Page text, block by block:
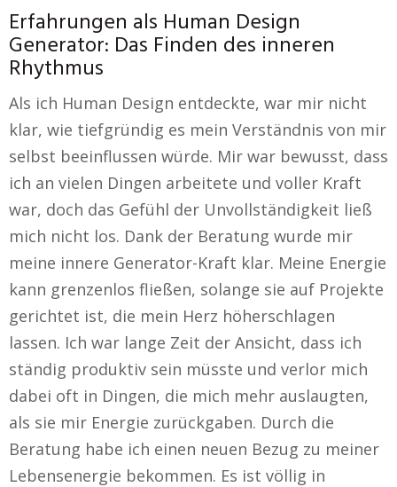
Erfahrungen als Human Design
Generator: Das Finden des inneren
Rhythmus
Als ich Human Design entdeckte, war mir nicht
klar, wie tiefgründig es mein Verständnis von mir
selbst beeinflussen würde. Mir war bewusst, dass
ich an vielen Dingen arbeitete und voller Kraft
war, doch das Gefühl der Unvollständigkeit ließ
mich nicht los. Dank der Beratung wurde mir
meine innere Generator-Kraft klar. Meine Energie
kann grenzenlos fließen, solange sie auf Projekte
gerichtet ist, die mein Herz höherschlagen
lassen. Ich war lange Zeit der Ansicht, dass ich
ständig produktiv sein müsste und verlor mich
dabei oft in Dingen, die mich mehr auslaugten,
als sie mir Energie zurückgaben. Durch die
Beratung habe ich einen neuen Bezug zu meiner
Lebensenergie bekommen. Es ist völlig in